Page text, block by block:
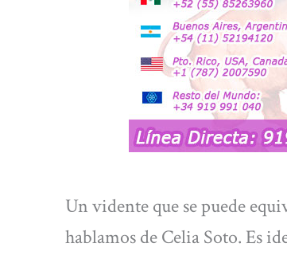
Un vidente que se puede
hablamos de Celia Soto. Es